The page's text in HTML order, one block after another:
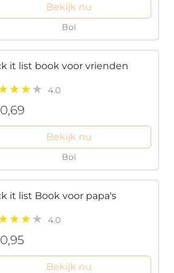
Bekijk nu
Bol
it list book voor vrienden
4.0
Bekijk nu
Bol
it list Book voor papa's
4.0
Bekijk nu